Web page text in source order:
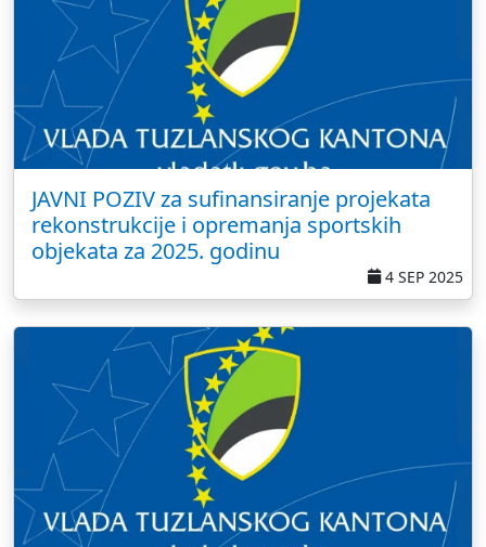
JAVNI POZIV za sufinansiranje projekata
rekonstrukcije i opremanja sportskih
objekata za 2025. godinu
4 SEP 2025